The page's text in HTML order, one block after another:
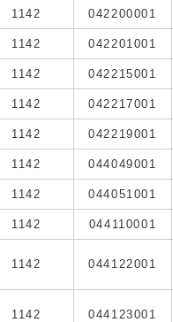
1142 042200001
1142 042201001
1142 042215001
1142 042217001
1142 042219001
1142 044049001
1142 044051001
1142 044110001
1142 044122001
1142 044123001